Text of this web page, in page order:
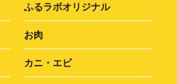
ふるラボオリジナル
お肉
カニ・エビ